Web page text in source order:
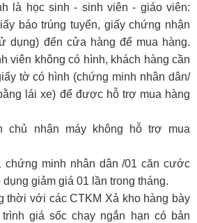
là học sinh - sinh viên - giáo viên:
báo trúng tuyển, giấy chứng nhận
dụng) đến cửa hàng để mua hàng.
viên không có hình, khách hàng cần
tờ có hình (chứng minh nhân dân/
lái xe) để được hỗ trợ mua hàng
chủ nhận máy không hỗ trợ mua
chứng minh nhân dân /01 căn cước
giảm giá 01 lần trong tháng.
thời với các CTKM Xả kho hàng bày
giá sốc chạy ngắn hạn có bản